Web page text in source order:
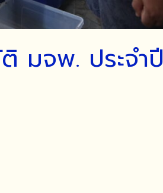
มจพ. ประจำปี